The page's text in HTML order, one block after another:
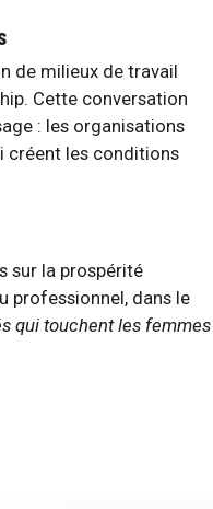
de milieux de travail
Cette conversation
: les organisations
créent les conditions
sur la prospérité
professionnel, dans le
qui touchent les femmes